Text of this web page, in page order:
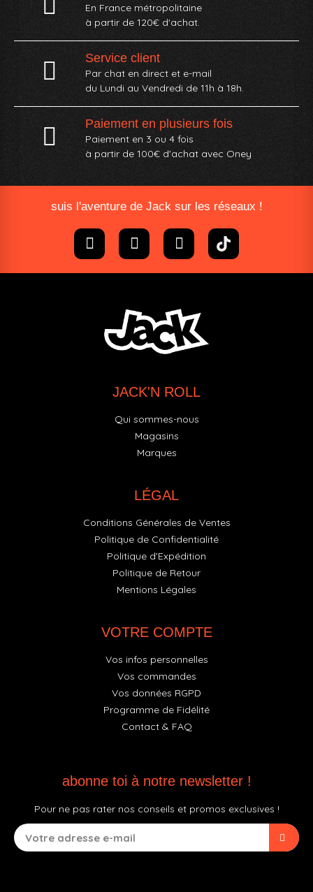
En France métropolitaine
à partir de 120€ d'achat.
Service client
Par chat en direct et e-mail
du Lundi au Vendredi de 11h à 18h.
Paiement en plusieurs fois
Paiement en 3 ou 4 fois
à partir de 100€ d'achat avec Oney​
suis l'aventure de Jack sur les réseaux !
JACK'N ROLL
Qui sommes-nous
Magasins
Marques
LÉGAL
Conditions Générales de Ventes
Politique de Confidentialité
Politique d'Expédition
Politique de Retour
Mentions Légales
VOTRE COMPTE
Vos infos personnelles
Vos commandes
Vos données RGPD
Programme de Fidélité
Contact & FAQ
abonne toi à notre newsletter !
Pour ne pas rater nos conseils et promos exclusives !